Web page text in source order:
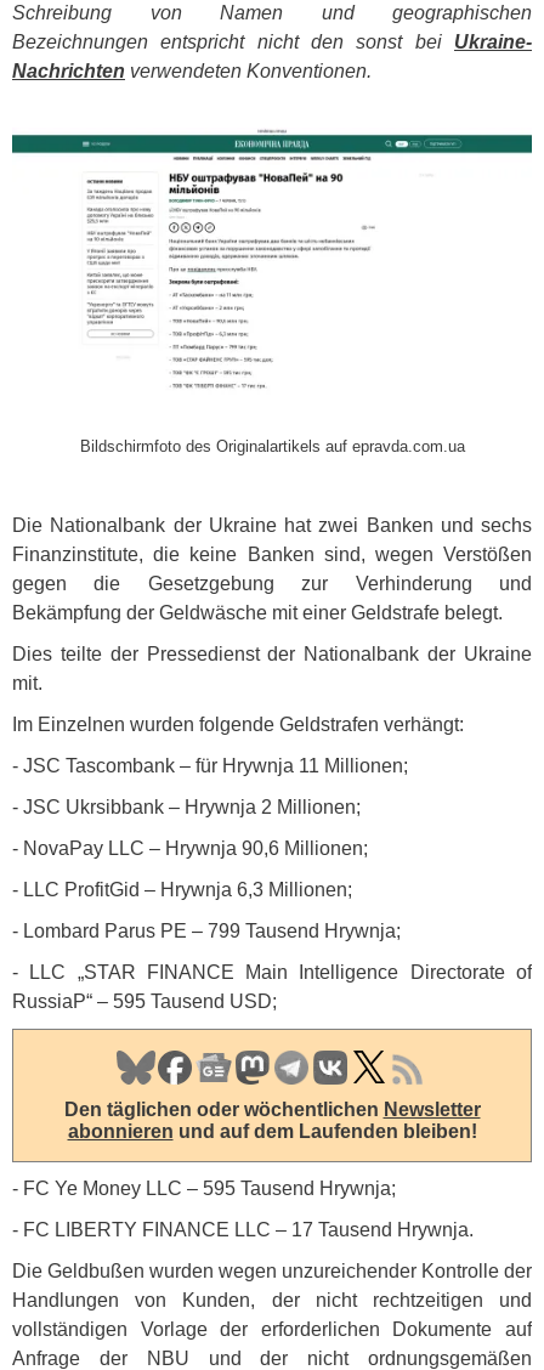
Schreibung von Namen und geographischen
Bezeichnungen entspricht nicht den sonst bei Ukraine-
Nachrichten verwendeten Konventionen.
Bildschirmfoto des Originalartikels auf epravda.com.ua
Die Nationalbank der Ukraine hat zwei Banken und sechs
Finanzinstitute, die keine Banken sind, wegen Verstößen
gegen die Gesetzgebung zur Verhinderung und
Bekämpfung der Geldwäsche mit einer Geldstrafe belegt.
Dies teilte der Pressedienst der Nationalbank der Ukraine
mit.
Im Einzelnen wurden folgende Geldstrafen verhängt:
- JSC Tascombank – für Hrywnja 11 Millionen;
- JSC Ukrsibbank – Hrywnja 2 Millionen;
- NovaPay LLC – Hrywnja 90,6 Millionen;
- LLC ProfitGid – Hrywnja 6,3 Millionen;
- Lombard Parus PE – 799 Tausend Hrywnja;
-
LLC „STAR FINANCE Main Intelligence Directorate of
RussiaP“ – 595 Tausend USD;
Den täglichen oder wöchentlichen Newsletter
abonnieren und auf dem Laufenden bleiben!
- FC Ye Money LLC – 595 Tausend Hrywnja;
- FC LIBERTY FINANCE LLC – 17 Tausend Hrywnja.
Die Geldbußen wurden wegen unzureichender Kontrolle der
Handlungen von Kunden, der nicht rechtzeitigen und
vollständigen Vorlage der erforderlichen Dokumente auf
Anfrage der
NBU und der nicht ordnungsgemäßen